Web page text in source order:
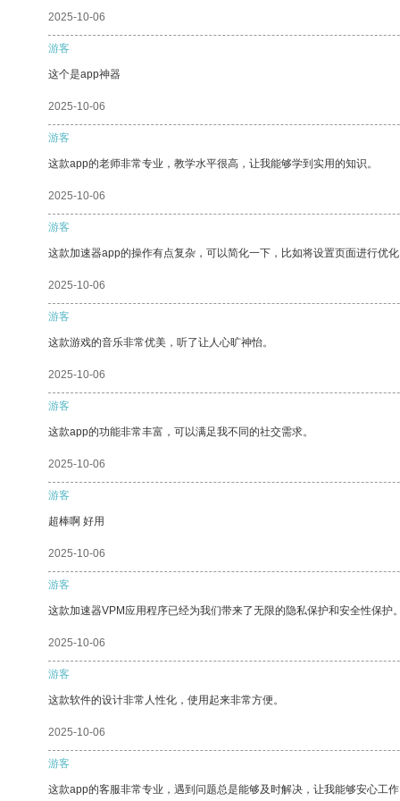
2025-10-06
游客
这个是app神器
2025-10-06
游客
这款app的老师非常专业，教学水平很高，让我能够学到实用的知识。
2025-10-06
游客
这款加速器app的操作有点复杂，可以简化一下，比如将设置页面进行优
2025-10-06
游客
这款游戏的音乐非常优美，听了让人心旷神怡。
2025-10-06
游客
这款app的功能非常丰富，可以满足我不同的社交需求。
2025-10-06
游客
超棒啊 好用
2025-10-06
游客
这款加速器VPM应用程序已经为我们带来了无限的隐私保护和安全性保护
2025-10-06
游客
这款软件的设计非常人性化，使用起来非常方便。
2025-10-06
游客
这款app的客服非常专业，遇到问题总是能够及时解决，让我能够安心工